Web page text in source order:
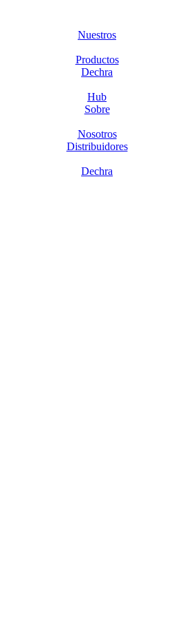
Nuestros
Productos
Dechra
Hub
Sobre
Nosotros
Distribuidores
Dechra